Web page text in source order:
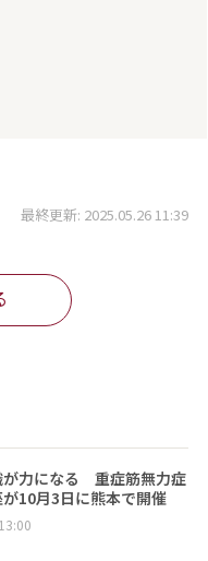
最終更新: 2025.05.26 11:39
が力になる 重症筋無力症
10月3日に熊本で開催